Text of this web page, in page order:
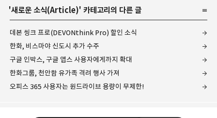
'새로운 소식(Article)' 카테고리의 다른 글
데본 씽크 프로(DEVONthink Pro) 할인 소식
한화, 비스마야 신도시 추가 수주
구글 인박스, 구글 앱스 사용자에게까지 확대
한화그룹, 천안함 유가족 격려 행사 가져
오피스 365 사용자는 원드라이브 용량이 무제한!